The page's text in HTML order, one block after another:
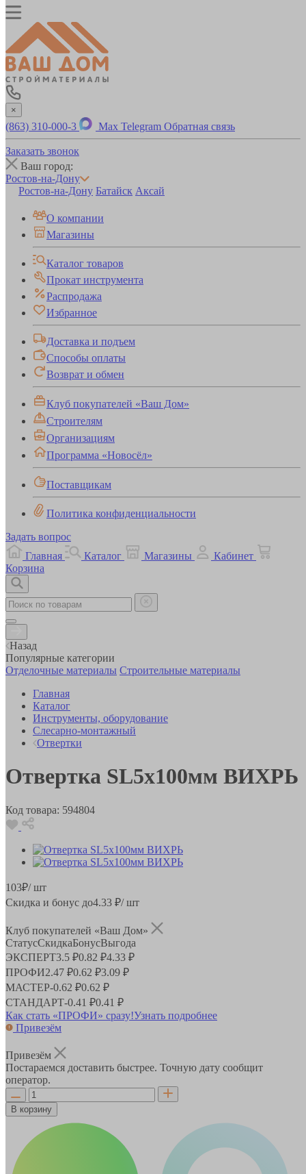
×
(863) 310-000-3 Max Telegram Обратная связь
Заказать звонок
Ваш город:
Ростов-на-Дону
Ростов-на-Дону Батайск Аксай
О компании
Магазины
Каталог товаров
Прокат инструмента
Распродажа
Избранное
Доставка и подъем
Способы оплаты
Возврат и обмен
Клуб покупателей «Ваш Дом»
Строителям
Организациям
Программа «Новосёл»
Поставщикам
Политика конфиденциальности
Задать вопрос
Главная
Каталог Магазины
Кабинет
Корзина
Назад
Популярные категории
Отделочные материалы Строительные материалы
Главная
Каталог
Инструменты, оборудование
Слесарно-монтажный
Отвертки
Отвертка SL5х100мм ВИХРЬ
Код товара: 594804
103₽/ шт
Скидка и бонус до4.33 ₽/ шт
Клуб покупателей «Ваш Дом»
СтатусСкидкаБонусВыгода
ЭКСПЕРТ3.5 ₽0.82 ₽4.33 ₽
ПРОФИ2.47 ₽0.62 ₽3.09 ₽
МАСТЕР-0.62 ₽0.62 ₽
СТАНДАРТ-0.41 ₽0.41 ₽
Как стать «ПРОФИ» сразу!Узнать подробнее
Привезём
Привезём
Постараемся доставить быстрее. Точную дату сообщит
оператор.
В корзину